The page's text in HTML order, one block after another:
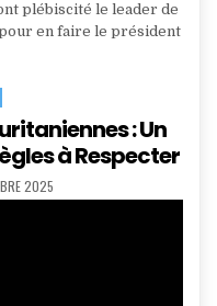
plébiscité le leader de
en faire le président
: Un
à Respecter
2025